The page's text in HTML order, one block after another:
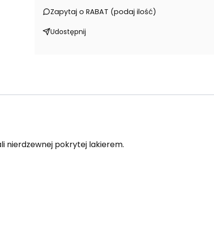
Zapytaj o RABAT (podaj ilość)
Udostępnij
nierdzewnej pokrytej lakierem.